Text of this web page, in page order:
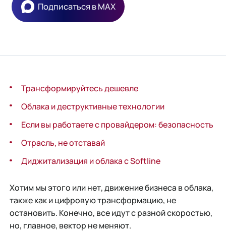
Подписаться в MAX
Трансформируйтесь дешевле
Облака и деструктивные технологии
Если вы работаете с провайдером: безопасность
Отрасль, не отставай
Диджитализация и облака с Softline
Хотим мы этого или нет, движение бизнеса в облака,
также как и цифровую трансформацию, не
остановить. Конечно, все идут с разной скоростью,
но, главное, вектор не меняют.